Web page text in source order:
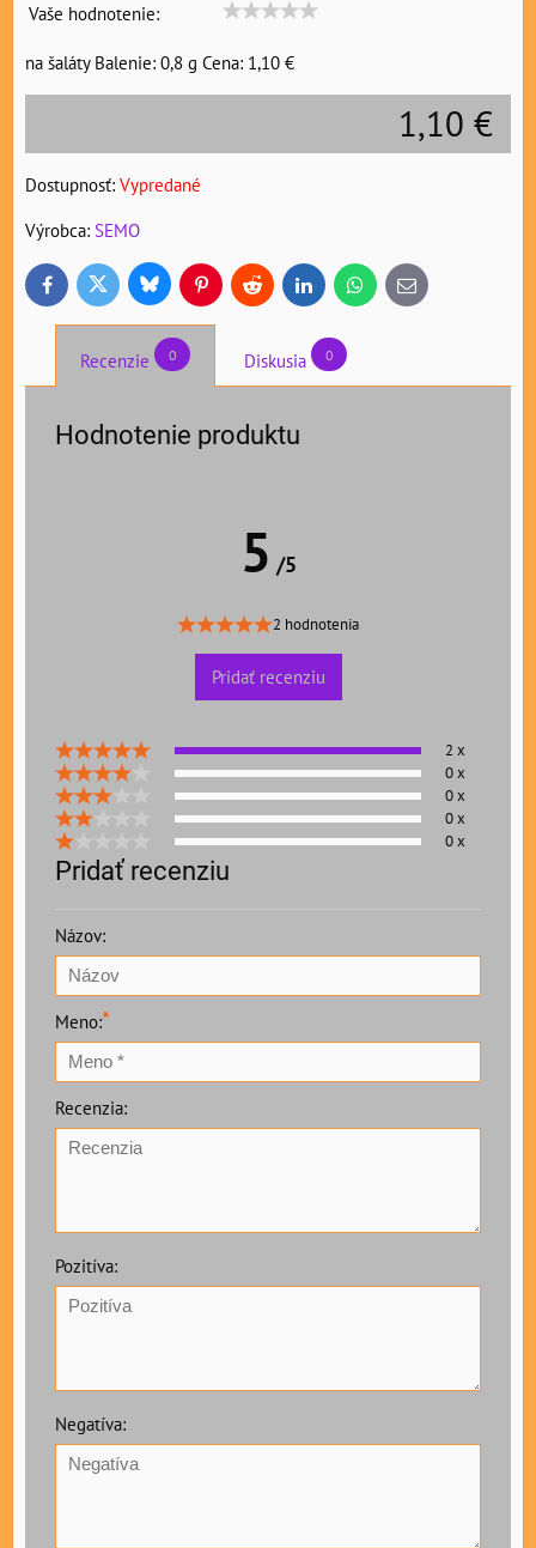
Vaše hodnotenie:
na šaláty Balenie: 0,8 g Cena: 1,10 €
1,10 €
Dostupnosť: Vypredané
Výrobca: SEMO
FacebookTwitter BlueskyPinterestReddit LinkedInWhatsApp
E-
mail
Recenzie 0 Diskusia 0
Hodnotenie produktu
5 /5
2 hodnotenia
Pridať recenziu
2 x
0 x
0 x
0 x
0 x
Pridať recenziu
Názov:
Meno:*
Recenzia:
Pozitíva:
Negatíva: